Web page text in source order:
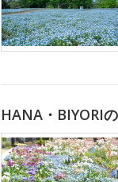
HANA・BIYORI